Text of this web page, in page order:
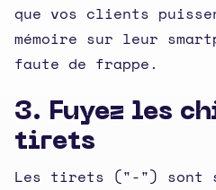
que vos clients
mémoire sur leur
faute de frappe.
3. Fuyez les
tirets
Les tirets ("-") sont